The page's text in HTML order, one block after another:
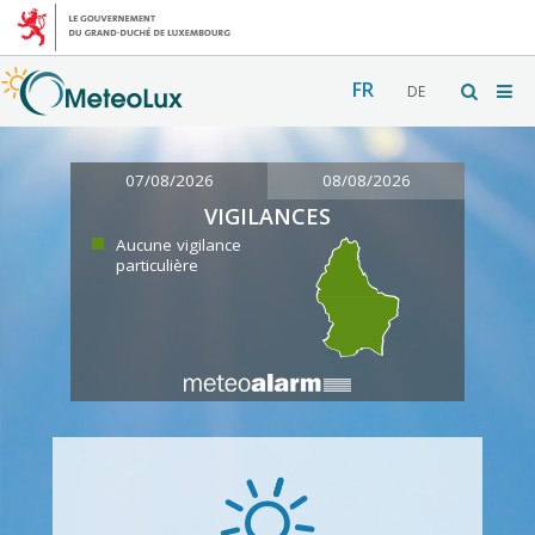
FR DE
07/08/2026 08/08/2026
VIGILANCES
Aucune vigilance
particulière